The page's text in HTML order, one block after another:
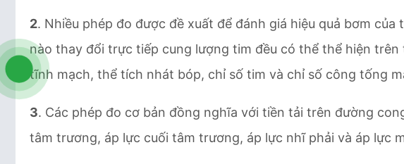
2. Nhiều phép đo được đề xuất để đánh giá hiệu quả bơm
nào thay đổi trực tiếp cung lượng tim đều có thể thể hiện trên
tĩnh mạch, thể tích nhát bóp, chỉ số tim và chỉ số công tống
3. Các phép đo cơ bản đồng nghĩa với tiền tải trên đường
tâm trương, áp lực cuối tâm trương, áp lực nhĩ phải và áp lực